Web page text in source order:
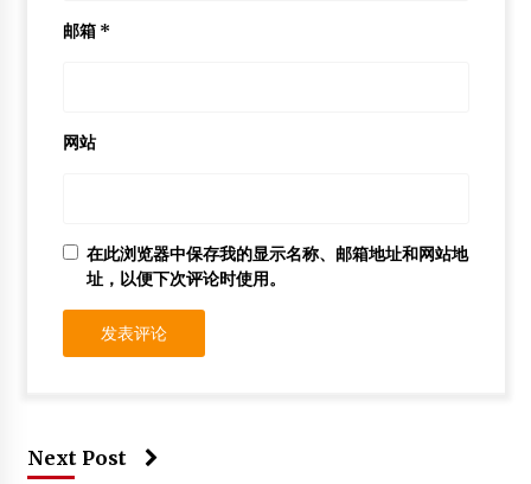
邮箱 *
网站
在此浏览器中保存我的显示名称、邮箱地址和网站地
址，以便下次评论时使用。
Next Post